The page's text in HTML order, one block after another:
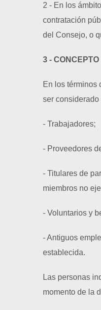
2 - En los
contratación
del Consejo, o
3 -
En los términos
ser
- Trabajadores;
- Proveedores
- Titulares de
miembros no
- Voluntarios y
- Antiguos
establecida.
Las personas
momento de la